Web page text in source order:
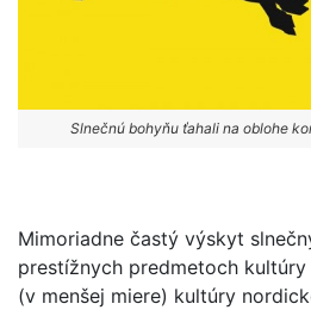
Slnečnú bohyňu ťahali na oblohe
Mimoriadne častý výskyt
prestížnych predmetoch
(v menšej miere) kultúry